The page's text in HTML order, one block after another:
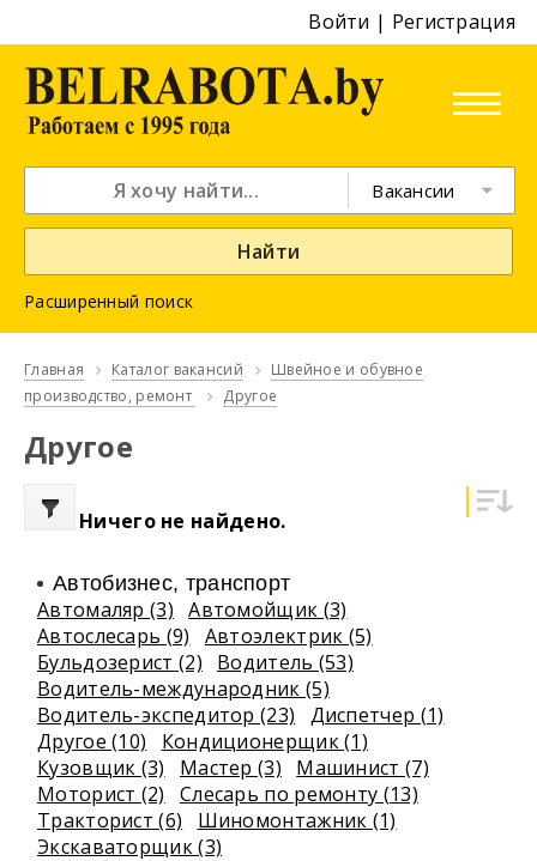
Войти | Регистрация
Вакансии
Найти
Расширенный поиск
Главная Каталог вакансий
Швейное и обувное
производство, ремонт
Другое
Другое
Ничего не найдено.
Автобизнес, транспорт
Автомаляр (3)
Автомойщик (3)
Автослесарь (9)
Автоэлектрик (5)
Бульдозерист (2)
Водитель (53)
Водитель-международник (5)
Водитель-экспедитор (23)
Диспетчер (1)
Другое (10)
Кондиционерщик (1)
Кузовщик (3)
Мастер (3)
Машинист (7)
Моторист (2)
Слесарь по ремонту (13)
Тракторист (6)
Шиномонтажник (1)
Экскаваторщик (3)